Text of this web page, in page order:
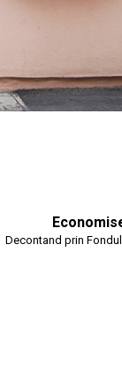
Decontand prin